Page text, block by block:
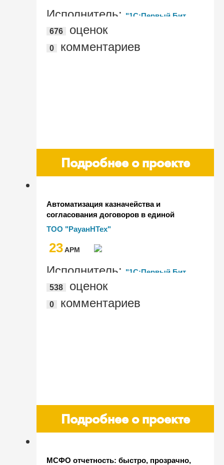
Исполнитель: "1С:Первый Бит,
Астана"
676 оценок
0 комментариев
Подробнее о проекте
Автоматизация казначейства и
согласования договоров в единой
информационной системе на базе
решения "БИТ.ФИНАНС" для
"1С:Бухгалтерия для Казахстана" в
ТОО "РауанНТех"
23AРМ
Исполнитель: "1С:Первый Бит,
Алматы, Мега парк"
538 оценок
0 комментариев
Подробнее о проекте
МСФО отчетность: быстро, прозрачно,